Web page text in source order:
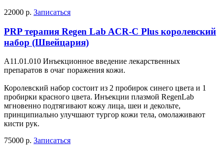
22000 р. Записаться
PRP терапия Regen Lab ACR-C Plus королевский
набор (Швейцария)
А11.01.010 Инъекционное введение лекарственных
препаратов в очаг поражения кожи.
Королевский набор состоит из 2 пробирок синего цвета и 1
пробирки красного цвета. Инъекции плазмой RegenLab
мгновенно подтягивают кожу лица, шеи и декольте,
принципиально улучшают тургор кожи тела, омолаживают
кисти рук.
75000 р. Записаться